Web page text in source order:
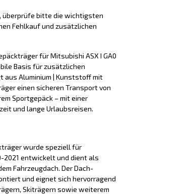
überprüfe bitte die wichtigsten
Fehlkauf und zusätzlichen
für Mitsubishi ASX I GA0
Basis für zusätzlichen
aus Aluminium | Kunststoff mit
einen sicheren Transport von
Sportgepäck – mit einer
und lange Urlaubsreisen.
wurde speziell für
2021 entwickelt und dient als
Fahrzeugdach. Der Dach-
und eignet sich hervorragend
Skiträgern sowie weiterem